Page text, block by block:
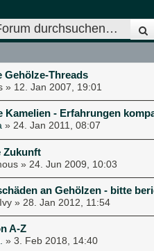
Gehölze-Threads
» 12. Jan 2007, 19:01
Kamelien - Erfahrungen
» 24. Jan 2011, 08:07
Zukunft
» 24. Jun 2009, 10:03
an Gehölzen - bitte
» 28. Jan 2012, 11:54
A-Z
» 3. Feb 2018, 14:40